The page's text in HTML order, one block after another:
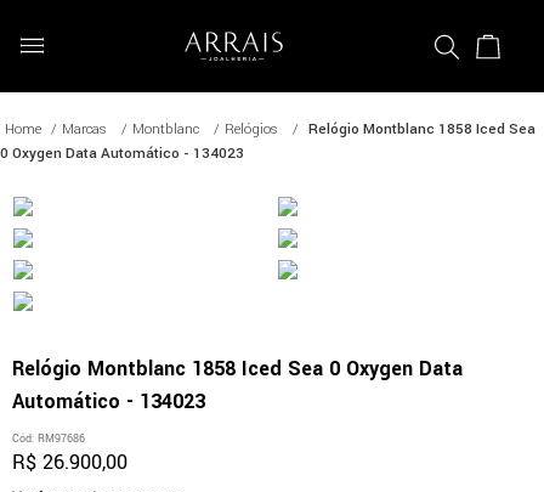
Marcas Montblanc Relógios
Relógio Montblanc 1858 Iced Sea
0 Oxygen Data Automático - 134023
Relógio Montblanc 1858 Iced Sea 0 Oxygen Data
Automático - 134023
Cód: RM97686
R$ 26.900,00